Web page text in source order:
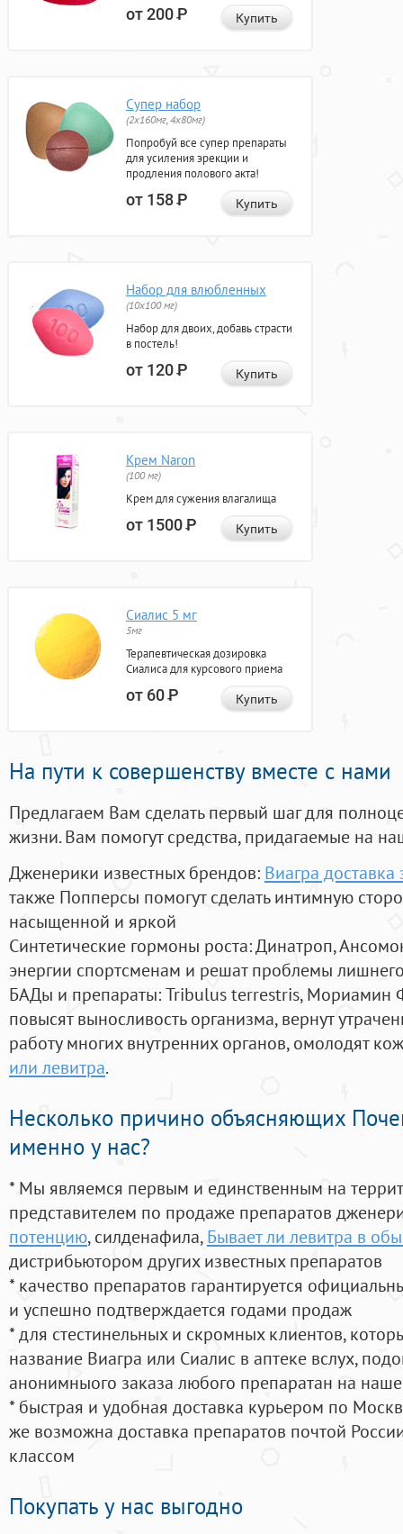
от 200Р Купить
Супер набор
(2х160мг, 4х80мг)
Попробуй все супер препараты
для усиления эрекции и
продления полового акта!
от 158Р Купить
Набор для влюбленных
(10х100 мг)
Набор для двоих, добавь страсти
в постель!
от 120Р Купить
Крем Naron
(100 мг)
Крем для сужения влагалища
от 1500Р Купить
Сиалис 5 мг
5мг
Терапевтическая дозировка
Сиалиса для курсового приема
от 60Р Купить
На пути к совершенству вместе с нами
Предлагаем Вам сделать первый шаг для
жизни. Вам помогут средства, придагаемые на
Дженерики известных брендов: Виагра доставка
также Попперсы помогут сделать интимную
насыщенной и яркой
Синтетические гормоны роста: Динатроп,
энергии спортсменам и решат проблемы
БАДы и препараты:Tribulus terrestris, Мориамин
повысят выносливость организма, вернут
работу многих внутренних органов, омолодят
или левитра.
Несколько причино объясняющих
именно у нас?
* Мы являемся первым и единственным на
представителем по продаже препаратов
потенцию, силденафила, Бывает ли левитра в
дистрибьютором других известных препаратов
* качество препаратов гарантируется
и успешно подтверждается годами продаж
* для стестинельных и скромных клиентов,
название Виагра или Сиалис в аптеке вслух,
анонимныого заказа любого препаратан на
* быстрая и удобная доставка курьером по
же возможна доставка препаратов почтой
классом
Покупать у нас выгодно